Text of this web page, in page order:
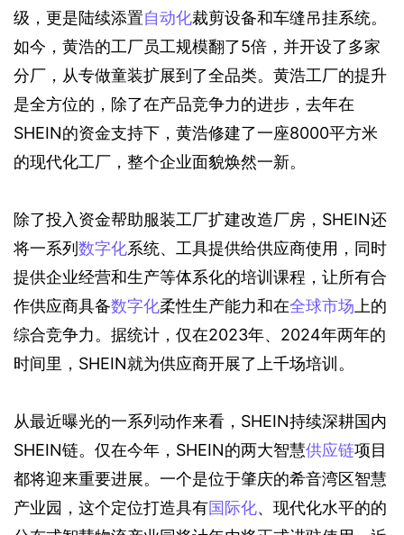
级，更是陆续添置自动化裁剪设备和车缝吊挂系统。
如今，黄浩的工厂员工规模翻了5倍，并开设了多家
分厂，从专做童装扩展到了全品类。黄浩工厂的提升
是全方位的，除了在产品竞争力的进步，去年在
SHEIN的资金支持下，黄浩修建了一座8000平方米
的现代化工厂，整个企业面貌焕然一新。
除了投入资金帮助服装工厂扩建改造厂房，SHEIN还
将一系列数字化系统、工具提供给供应商使用，同时
提供企业经营和生产等体系化的培训课程，让所有合
作供应商具备数字化柔性生产能力和在全球市场上的
综合竞争力。据统计，仅在2023年、2024年两年的
时间里，SHEIN就为供应商开展了上千场培训。
从最近曝光的一系列动作来看，SHEIN持续深耕国内
SHEIN链。仅在今年，SHEIN的两大智慧供应链项目
都将迎来重要进展。一个是位于肇庆的希音湾区智慧
产业园，这个定位打造具有国际化、现代化水平的的